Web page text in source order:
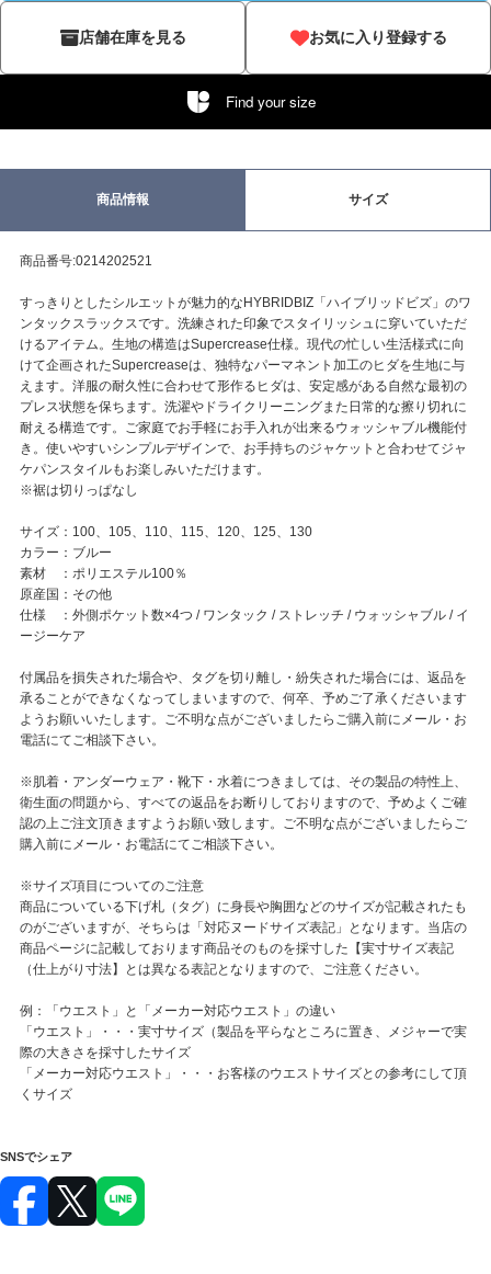
店舗在庫を見る お気に入り登録する
Find your size
商品情報 サイズ
商品番号:0214202521
すっきりとしたシルエットが魅力的なHYBRIDBIZ「ハイブリッドビズ」のワ
ンタックスラックスです。洗練された印象でスタイリッシュに穿いていただ
けるアイテム。生地の構造はSupercrease仕様。現代の忙しい生活様式に向
けて企画されたSupercreaseは、独特なパーマネント加工のヒダを生地に与
えます。洋服の耐久性に合わせて形作るヒダは、安定感がある自然な最初の
プレス状態を保ちます。洗濯やドライクリーニングまた日常的な擦り切れに
耐える構造です。ご家庭でお手軽にお手入れが出来るウォッシャブル機能付
き。使いやすいシンプルデザインで、お手持ちのジャケットと合わせてジャ
ケパンスタイルもお楽しみいただけます。
※裾は切りっぱなし
サイズ：100、105、110、115、120、125、130
カラー：ブルー
素材 ：ポリエステル100％
原産国：その他
仕様 ：外側ポケット数×4つ / ワンタック / ストレッチ / ウォッシャブル / イ
ージーケア
付属品を損失された場合や、タグを切り離し・紛失された場合には、返品を
承ることができなくなってしまいますので、何卒、予めご了承くださいます
ようお願いいたします。ご不明な点がございましたらご購入前にメール・お
電話にてご相談下さい。
※肌着・アンダーウェア・靴下・水着につきましては、その製品の特性上、
衛生面の問題から、すべての返品をお断りしておりますので、予めよくご確
認の上ご注文頂きますようお願い致します。ご不明な点がございましたらご
購入前にメール・お電話にてご相談下さい。
※サイズ項目についてのご注意
商品についている下げ札（タグ）に身長や胸囲などのサイズが記載されたも
のがございますが、そちらは「対応ヌードサイズ表記」となります。当店の
商品ページに記載しております商品そのものを採寸した【実寸サイズ表記
（仕上がり寸法】とは異なる表記となりますので、ご注意ください。
例：「ウエスト」と「メーカー対応ウエスト」の違い
「ウエスト」・・・実寸サイズ（製品を平らなところに置き、メジャーで実
際の大きさを採寸したサイズ
「メーカー対応ウエスト」・・・お客様のウエストサイズとの参考にして頂
くサイズ
SNSでシェア